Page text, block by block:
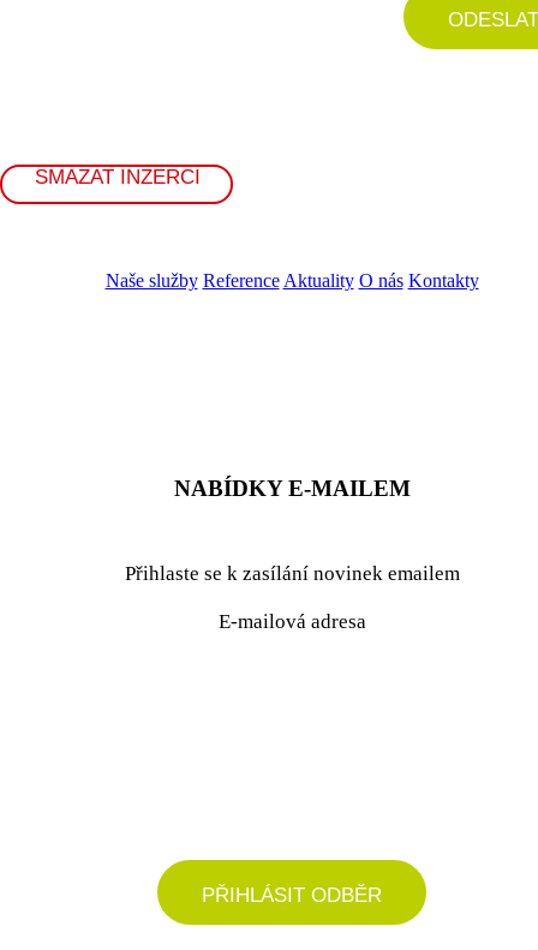
ODESLAT
SMAZAT INZERCI
Naše služby Reference Aktuality O nás Kontakty
NABÍDKY E-MAILEM
Přihlaste se k zasílání novinek emailem
E-mailová adresa
PŘIHLÁSIT ODBĚR